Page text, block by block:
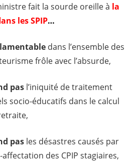
fait la sourde oreille à la
les SPIP…
dans l’ensemble des
frôle avec l’absurde,
pasl’iniquité de traitement
socio-éducatifs dans le calcul
pasles désastres causés par
des CPIP stagiaires,